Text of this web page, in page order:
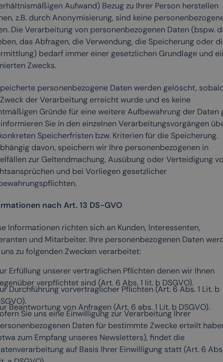
Aufwand) Bezug zu Ihrer Person herstellen
z.B. durch Anonymisierung, sind keine
Die Verarbeitung von personenbezogenen Daten (bspw.
das Abfragen, die Verwendung, die Speicherung oder
bedarf immer einer gesetzlichen Grundlage und
Zwecks.
personenbezogene Daten werden gelöscht,
der Verarbeitung erreicht wurde und es keine
Gründe für eine weitere Aufbewahrung der Daten
Sie in den einzelnen Verarbeitungsvorgängen
Speicherfristen bzw. Kriterien für die Speicherung.
davon, speichern wir Ihre personenbezogenen in
zur Geltendmachung, Ausübung oder Verteidigung
und bei Vorliegen gesetzlicher
nach Art. 13 DS-GVO
Informationen richten sich an Kunden, Interessenten,
und Mitarbeiter. Ihre personenbezogenen Daten
zu folgenden Zwecken verarbeitet:
Erfüllung unserer vertraglichen Pflichten denen wir Ihnen
verpflichtet sind (Art. 6 Abs. 1 lit. b DSGVO).
Durchführung vorvertraglicher Pflichten (Art. 6 Abs. 1 Lit. b
Beantwortung von Anfragen (Art. 6 abs. 1 Lit. b DSGVO).
Sie uns eine Einwilligung zur Verarbeitung Ihrer
Daten für bestimmte Zwecke erteilt
zum Empfang unseres Newsletters), findet die
auf Basis Ihrer Einwilligung statt (Art. 6